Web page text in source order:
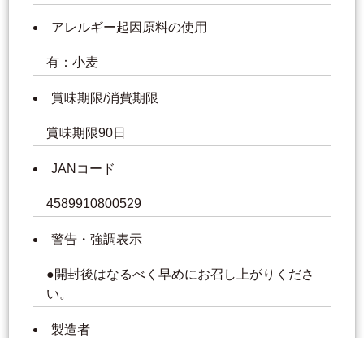
アレルギー起因原料の使用
有：小麦
賞味期限/消費期限
賞味期限90日
JANコード
4589910800529
警告・強調表示
●開封後はなるべく早めにお召し上がりくださ
い。
製造者